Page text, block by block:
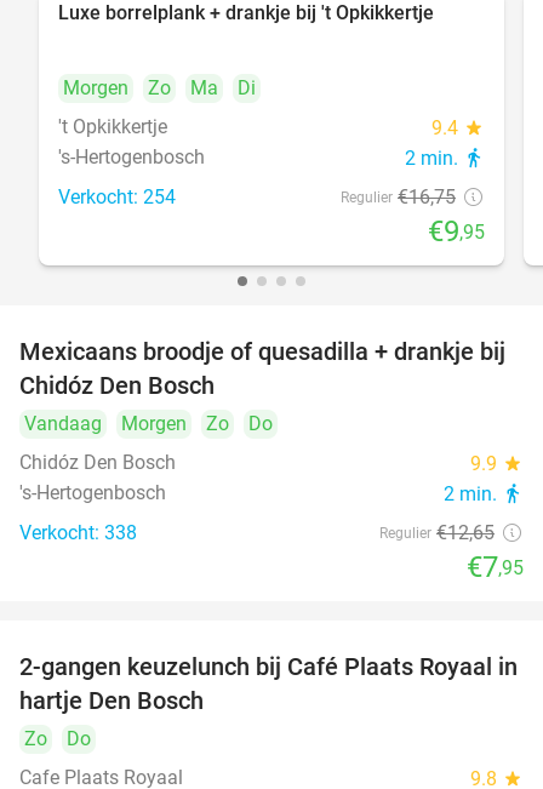
Luxe borrelplank + drankje bij 't Opkikkertje
Morgen Zo Ma
Di
't Opkikkertje
9.4 star
's-Hertogenbosch 2 min. directions_walk
Verkocht: 254 Regulier €16,75
€9,95
37%
Mexicaans broodje of quesadilla + drankje bij
Chidóz Den Bosch
Vandaag Morgen Zo
Do
Chidóz Den Bosch
9.9 star
's-Hertogenbosch 2 min. directions_walk
Verkocht: 338 Regulier €12,65
€7,95
36%
2-gangen keuzelunch bij Café Plaats Royaal in
hartje Den Bosch
Zo
Do
Cafe Plaats Royaal
9.8 star